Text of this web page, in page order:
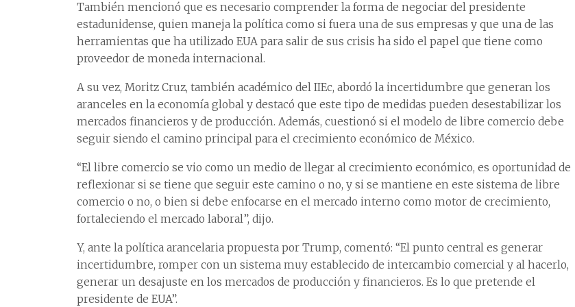
También mencionó que es necesario comprender la forma de negociar del presidente
estadunidense, quien maneja la política como si fuera una de sus empresas y que una de las
herramientas que ha utilizado EUA para salir de sus crisis ha sido el papel que tiene como
proveedor de moneda internacional.
A su vez, Moritz Cruz, también académico del IIEc, abordó la incertidumbre que generan los
aranceles en la economía global y destacó que este tipo de medidas pueden desestabilizar los
mercados financieros y de producción. Además, cuestionó si el modelo de libre comercio debe
seguir siendo el camino principal para el crecimiento económico de México.
“El libre comercio se vio como un medio de llegar al crecimiento económico, es oportunidad de
reflexionar si se tiene que seguir este camino o no, y si se mantiene en este sistema de libre
comercio o no, o bien si debe enfocarse en el mercado interno como motor de crecimiento,
fortaleciendo el mercado laboral”, dijo.
Y, ante la política arancelaria propuesta por Trump, comentó: “El punto central es generar
incertidumbre, romper con un sistema muy establecido de intercambio comercial y al hacerlo,
generar un desajuste en los mercados de producción y financieros. Es lo que pretende el
presidente de EUA”.